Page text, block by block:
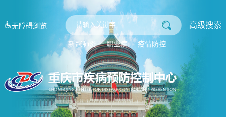
无障碍浏览 高级搜索
新冠肺炎 职业病 疫情防控